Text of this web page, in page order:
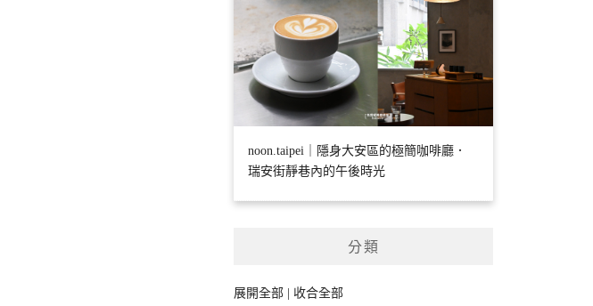
noon.taipei｜隱身大安區的極簡咖啡廳．
瑞安街靜巷內的午後時光
分類
展開全部
收合全部